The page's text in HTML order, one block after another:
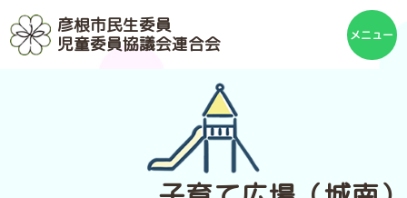
彦根市民生委員
児童委員協議会連合会